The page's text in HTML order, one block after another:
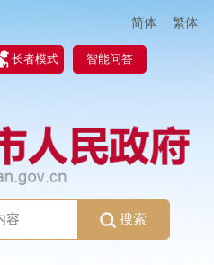
简体 | 繁体
长者模式 智能问答
搜索